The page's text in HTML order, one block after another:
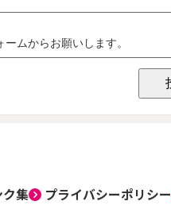
集 プライバシーポリシー